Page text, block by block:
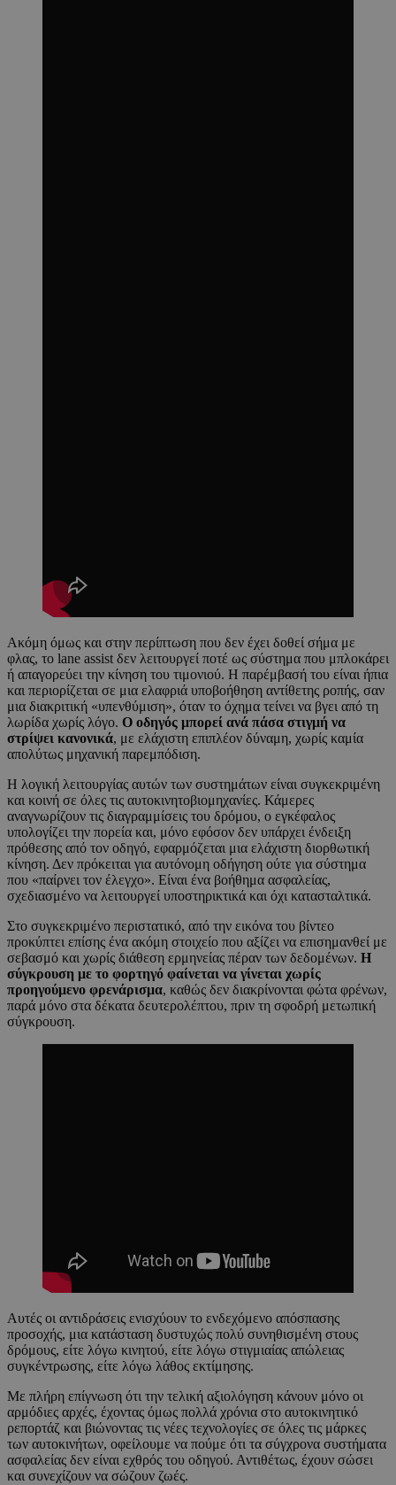
Ακόμη όμως και στην περίπτωση που δεν έχει δοθεί σήμα με
φλας, το lane assist δεν λειτουργεί ποτέ ως σύστημα που μπλοκάρει
ή απαγορεύει την κίνηση του τιμονιού. Η παρέμβασή του είναι ήπια
και περιορίζεται σε μια ελαφριά υποβοήθηση αντίθετης ροπής, σαν
μια διακριτική «υπενθύμιση», όταν το όχημα τείνει να βγει από τη
λωρίδα χωρίς λόγο. Ο οδηγός μπορεί ανά πάσα στιγμή να
στρίψει κανονικά, με ελάχιστη επιπλέον δύναμη, χωρίς καμία
απολύτως μηχανική παρεμπόδιση.
Η λογική λειτουργίας αυτών των συστημάτων είναι συγκεκριμένη
και κοινή σε όλες τις αυτοκινητοβιομηχανίες. Κάμερες
αναγνωρίζουν τις διαγραμμίσεις του δρόμου, ο εγκέφαλος
υπολογίζει την πορεία και, μόνο εφόσον δεν υπάρχει ένδειξη
πρόθεσης από τον οδηγό, εφαρμόζεται μια ελάχιστη διορθωτική
κίνηση. Δεν πρόκειται για αυτόνομη οδήγηση ούτε για σύστημα
που «παίρνει τον έλεγχο». Είναι ένα βοήθημα ασφαλείας,
σχεδιασμένο να λειτουργεί υποστηρικτικά και όχι κατασταλτικά.
Στο συγκεκριμένο περιστατικό, από την εικόνα του βίντεο
προκύπτει επίσης ένα ακόμη στοιχείο που αξίζει να επισημανθεί με
σεβασμό και χωρίς διάθεση ερμηνείας πέραν των δεδομένων. Η
σύγκρουση με το φορτηγό φαίνεται να γίνεται χωρίς
προηγούμενο φρενάρισμα, καθώς δεν διακρίνονται φώτα φρένων,
παρά μόνο στα δέκατα δευτερολέπτου, πριν τη σφοδρή μετωπική
σύγκρουση.
Αυτές οι αντιδράσεις ενισχύουν το ενδεχόμενο απόσπασης
προσοχής, μια κατάσταση δυστυχώς πολύ συνηθισμένη στους
δρόμους, είτε λόγω κινητού, είτε λόγω στιγμιαίας απώλειας
συγκέντρωσης, είτε λόγω λάθος εκτίμησης.
Με πλήρη επίγνωση ότι την τελική αξιολόγηση κάνουν μόνο οι
αρμόδιες αρχές, έχοντας όμως πολλά χρόνια στο αυτοκινητικό
ρεπορτάζ και βιώνοντας τις νέες τεχνολογίες σε όλες τις μάρκες
των αυτοκινήτων, οφείλουμε να πούμε ότι τα σύγχρονα συστήματα
ασφαλείας δεν είναι εχθρός του οδηγού. Αντιθέτως, έχουν σώσει
και συνεχίζουν να σώζουν ζωές.